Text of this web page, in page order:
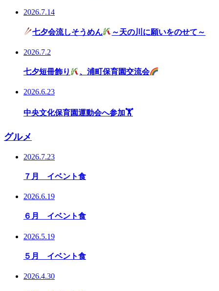
2026.7.14
七夕会流しそうめん ～天の川に願いをのせて～
2026.7.2
七夕短冊飾り 、浦町保育園交流会
2026.6.23
中央文化保育園運動会へ参加🏋️
グルメ
2026.7.23
７月 イベント食
2026.6.19
６月 イベント食
2026.5.19
５月 イベント食
2026.4.30